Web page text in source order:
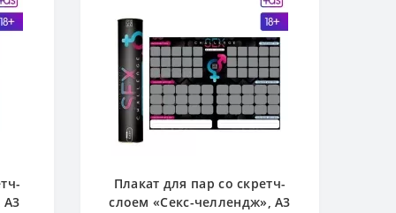
А3
Плакат для пар со скретч-
слоем «Секс-челлендж», А3